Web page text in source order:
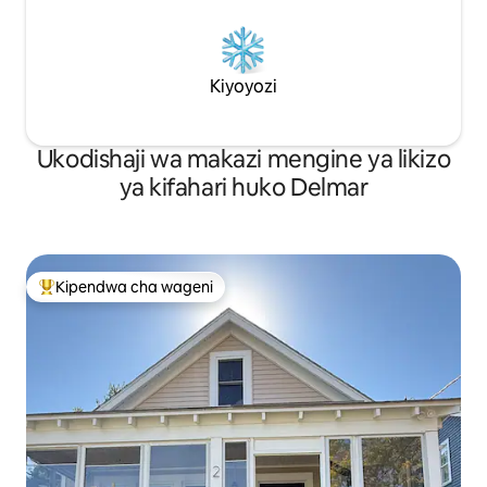
Kiyoyozi
Ukodishaji wa makazi mengine ya likizo
ya kifahari huko Delmar
Kipendwa maarufu cha wageni
Kipendwa cha wageni